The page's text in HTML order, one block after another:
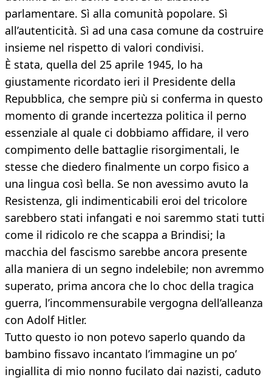
parlamentare. Sì alla comunità popolare. Sì
all’autenticità. Sì ad una casa comune da costruire
insieme nel rispetto di valori condivisi.
È stata, quella del 25 aprile 1945, lo ha
giustamente ricordato ieri il Presidente della
Repubblica, che sempre più si conferma in questo
momento di grande incertezza politica il perno
essenziale al quale ci dobbiamo affidare, il vero
compimento delle battaglie risorgimentali, le
stesse che diedero finalmente un corpo fisico a
una lingua così bella. Se non avessimo avuto la
Resistenza, gli indimenticabili eroi del tricolore
sarebbero stati infangati e noi saremmo stati tutti
come il ridicolo re che scappa a Brindisi; la
macchia del fascismo sarebbe ancora presente
alla maniera di un segno indelebile; non avremmo
superato, prima ancora che lo choc della tragica
guerra, l’incommensurabile vergogna dell’alleanza
con Adolf Hitler.
Tutto questo io non potevo saperlo quando da
bambino fissavo incantato l’immagine un po’
ingiallita di mio nonno fucilato dai nazisti, caduto